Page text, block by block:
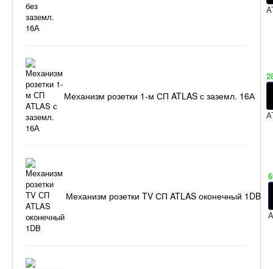
Механизм розетки 1-м СП ATLAS с заземл. 16А
Механизм розетки TV СП ATLAS оконечный 1DB